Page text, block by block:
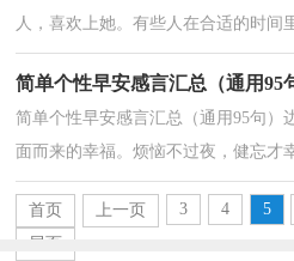
人，喜欢上她。有些人在合适的时间
开，所以一切都很好，他们会相恋、
简单个性早安感言汇总（通用95
简单个性早安感言汇总（通用95句）
面而来的幸福。烦恼不过夜，健忘才
各位读者收集的个性早安感言，赶紧
首页
上一页 3 4 5
尾页